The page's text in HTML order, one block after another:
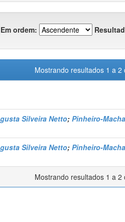
Em ordem:
Mostrando resultados 1 a 2
Silveira Netto; Pinheiro-
Silveira Netto; Pinheiro-
Mostrando resultados 1 a 2